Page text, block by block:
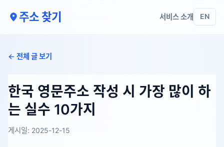
주소 찾기 서비스 소개 EN
← 전체 글 보기
한국 영문주소 작성 시 가장 많이 하
는 실수 10가지
게시일: 2025-12-15